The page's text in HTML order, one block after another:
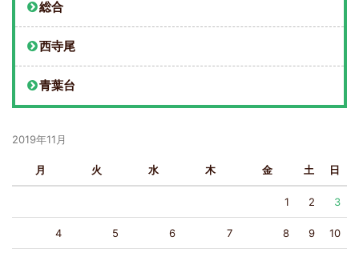
総合
西寺尾
青葉台
2019年11月
月 火 水 木 金 土 日
1 2 3
4 5 6 7 8 9 10